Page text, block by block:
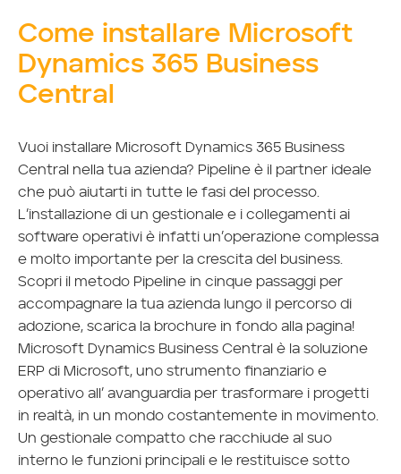
Come installare Microsoft
Dynamics 365 Business
Central
Vuoi installare Microsoft Dynamics 365 Business
Central nella tua azienda? Pipeline è il partner ideale
che può aiutarti in tutte le fasi del processo.
L’installazione di un gestionale e i collegamenti ai
software operativi è infatti un’operazione complessa
e molto importante per la crescita del business.
Scopri il metodo Pipeline in cinque passaggi per
accompagnare la tua azienda lungo il percorso di
adozione, scarica la brochure in fondo alla pagina!
Microsoft Dynamics Business Central è la soluzione
ERP di Microsoft, uno strumento finanziario e
operativo all’ avanguardia per trasformare i progetti
in realtà, in un mondo costantemente in movimento.
Un gestionale compatto che racchiude al suo
interno le funzioni principali e le restituisce sotto